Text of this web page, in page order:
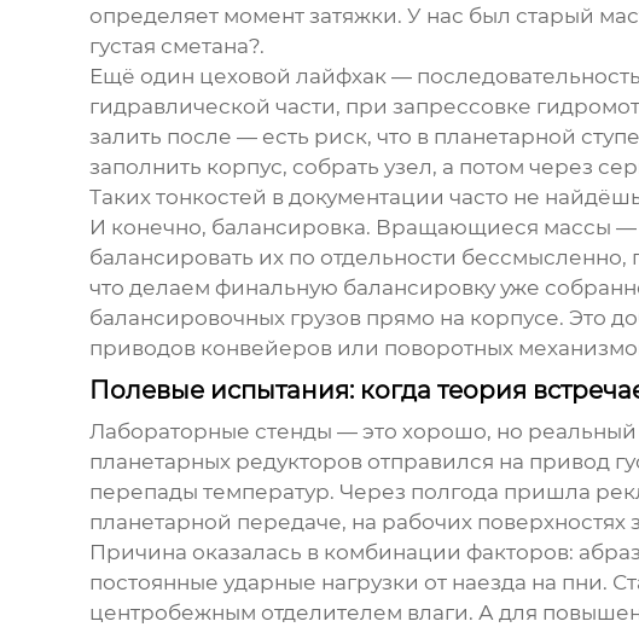
определяет момент затяжки. У нас был старый
густая сметана?.
Ещё один цеховой лайфхак —
гидравлической части, при запрессовке
залить после — есть риск, что в планетарной
заполнить корпус, собрать узел, а потом через
Таких тонкостей в документации часто не
И конечно, балансировка. Вращающиеся массы
балансировать их по отдельности
что делаем финальную балансировку уже
балансировочных грузов прямо на корпусе. Это
приводов конвейеров или поворотных
Полевые испытания: когда теория
Лабораторные стенды — это хорошо, но
планетарных редукторовотправился на привод
перепады температур. Через полгода пришла
планетарной передаче, на рабочих
Причина оказалась в комбинации факторов:
постоянные ударные нагрузки от наезда на пни.
центробежным отделителем влаги. А для